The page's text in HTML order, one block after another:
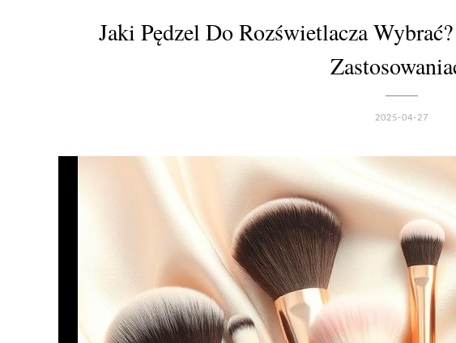
Jaki Pędzel Do Rozświetlacza
2025-04-27